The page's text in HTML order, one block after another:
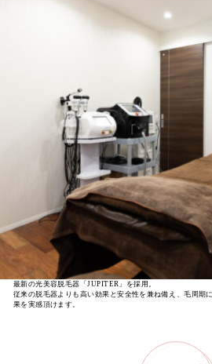
最新の光美容脱毛器「JUPITER」を採用。
従来の脱毛器よりも高い効果と安全性を兼ね備え、毛周期
果を実感頂けます。
コンセプト
施術メニュー･料
よくある質問・